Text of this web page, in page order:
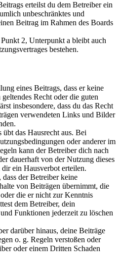
erteilst du dem Betreiber ein
unbeschränktes und
Beitrag im Rahmen des Boards
2, Unterpunkt a bleibt auch
bestehen.
eines Beitrags, dass er keine
Recht oder die guten
insbesondere, dass du das Recht
verwendeten Links und Bilder
das Hausrecht aus. Bei
oder anderer im
kann der Betreiber dich nach
dauerhaft von der Nutzung dieses
ein Hausverbot erteilen.
der Betreiber keine
von Beiträgen übernimmt, die
die er nicht zur Kenntnis
dem Betreiber, dein
Funktionen jederzeit zu löschen
darüber hinaus, deine Beiträge
o. g. Regeln verstoßen oder
oder einem Dritten Schaden